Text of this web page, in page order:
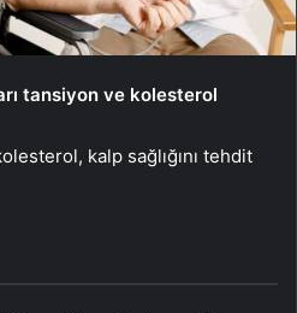
tansiyon ve kolesterol
kalp sağlığını tehdit